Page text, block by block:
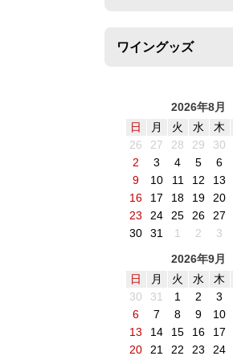
ワイングッズ
2026年8月
日
月 火 水 木
26
27 28 29 30
2
3 4 5 6
9
10 11 12 13
16
17 18 19 20
23
24 25 26 27
30
31 1 2 3
2026年9月
日
月 火 水 木
30
31 1 2 3
6
7 8 9 10
13
14 15 16 17
20
21 22 23 24